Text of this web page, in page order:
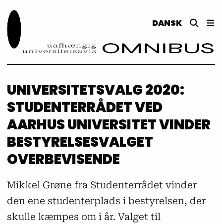
DANSK
UNIVERSITETSVALG 2020:
STUDENTERRÅDET VED
AARHUS UNIVERSITET VINDER
BESTYRELSESVALGET
OVERBEVISENDE
Mikkel Grøne fra Studenterrådet vinder
den ene studenterplads i bestyrelsen, der
skulle kæmpes om i år. Valget til